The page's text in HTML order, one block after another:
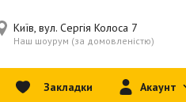
Київ, вул. Сергія Колоса 7
Наш шоурум (за домовленістю)
Закладки Акаунт